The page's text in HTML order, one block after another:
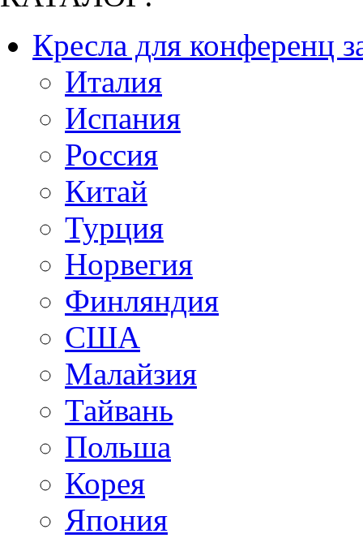
Кресла для конференц
Италия
Испания
Россия
Китай
Турция
Норвегия
Финляндия
США
Малайзия
Тайвань
Польша
Корея
Япония